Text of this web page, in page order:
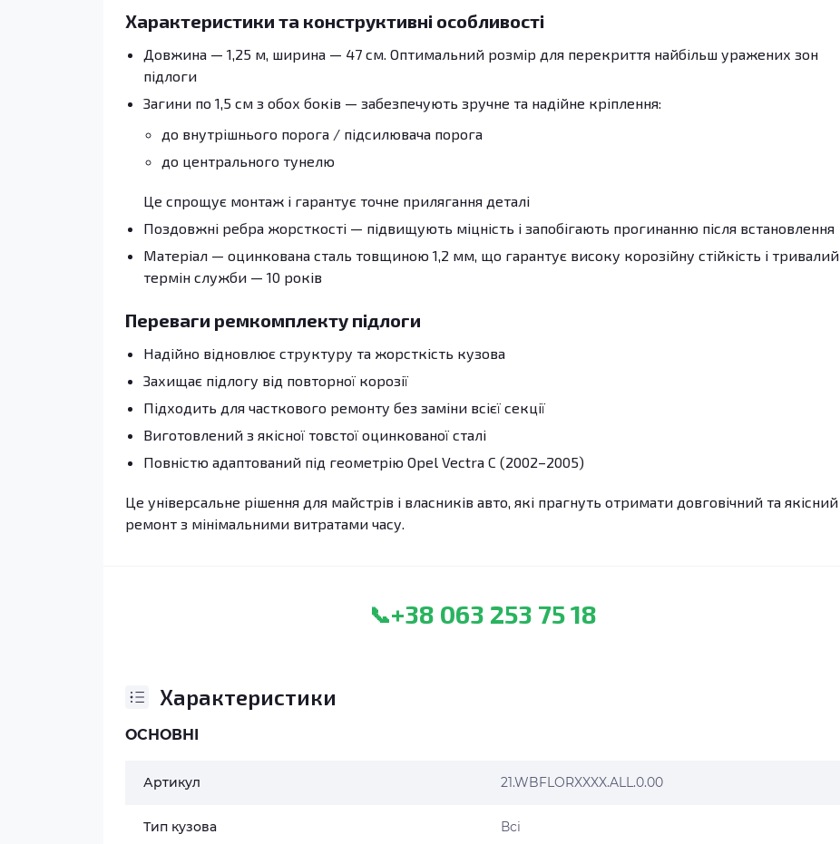
Характеристики та конструктивні особливості
Довжина — 1,25 м, ширина — 47 см. Оптимальний розмір для перекриття найбільш уражених зон
підлоги
Загини по 1,5 см з обох боків — забезпечують зручне та надійне кріплення:
до внутрішнього порога / підсилювача порога
до центрального тунелю
Це спрощує монтаж і гарантує точне прилягання деталі
Поздовжні ребра жорсткості — підвищують міцність і запобігають прогинанню після встановлення
Матеріал — оцинкована сталь товщиною 1,2 мм, що гарантує високу корозійну стійкість і тривалий
термін служби — 10 років
Переваги ремкомплекту підлоги
Надійно відновлює структуру та жорсткість кузова
Захищає підлогу від повторної корозії
Підходить для часткового ремонту без заміни всієї секції
Виготовлений з якісної товстої оцинкованої сталі
Повністю адаптований під геометрію Opel Vectra C (2002–2005)
Це універсальне рішення для майстрів і власників авто, які прагнуть отримати довговічний та якісний
ремонт з мінімальними витратами часу.
📞+38 063 253 75 18
Характеристики
ОСНОВНІ
Артикул 21.WBFLORXXXX.ALL.0.00
Тип кузова Всі